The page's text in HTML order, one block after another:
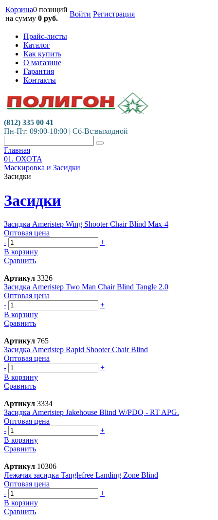
Корзина0 позиций
на сумму 0 руб.
Войти Регистрация
Прайс-листы
Каталог
Как купить
О магазине
Гарантия
Контакты
(812) 335 00 41
Пн-Пт: 09:00-18:00 | Сб-Вс:выходной
Главная
01. ОХОТА
Маскировка и Засидки
Засидки
Засидки
Засидка Ameristep Wing Shooter Chair Blind Max-4
Оптовая цена
-
+
В корзину
Сравнить
Артикул 3326
Засидка Ameristep Two Man Chair Blind Tangle 2.0
Оптовая цена
-
+
В корзину
Сравнить
Артикул 765
Засидка Ameristep Rapid Shooter Chair Blind
Оптовая цена
-
+
В корзину
Сравнить
Артикул 3334
Засидка Ameristep Jakehouse Blind W/PDQ - RT APG.
Оптовая цена
-
+
В корзину
Сравнить
Артикул 10306
Лежачая засидка Tanglefree Landing Zone Blind
Оптовая цена
-
+
В корзину
Сравнить